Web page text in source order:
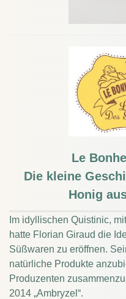
Le
Die kleine
Honig
Im idyllischen Quistinic,
hatte Florian Giraud die
Süßwaren zu eröffnen.
natürliche Produkte
Produzenten
2014 „Ambryzel“.